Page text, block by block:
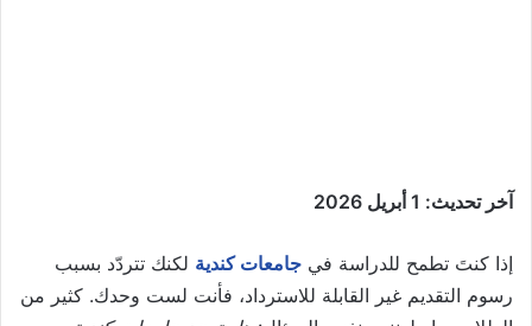
آخر تحديث: 1 أبريل 2026
إذا كنتَ تطمح للدراسة في جامعات كندية لكنك تتردّد بسبب
رسوم التقديم غير القابلة للاسترداد، فأنت لست وحدك. كثير من